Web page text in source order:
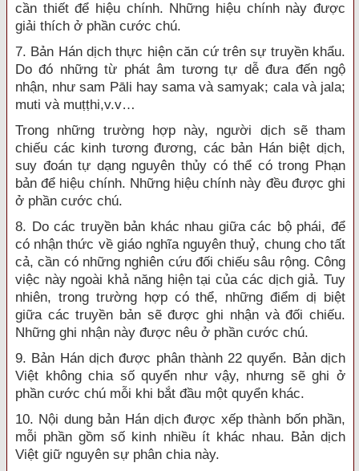
cần thiết để hiệu chính. Những hiệu chính này được
giải thích ở phần cước chú.
7. Bản Hán dịch thực hiện căn cứ trên sự truyền khẩu.
Do đó những từ phát âm tương tự dễ đưa đến ngộ
nhận, như sam Pāli hay sama và samyak; cala và jala;
muti và muṭṭhi,v.v…
Trong những trường hợp này, người dịch sẽ tham
chiếu các kinh tương đương, các bản Hán biệt dịch,
suy đoán tự dạng nguyên thủy có thể có trong Phạn
bản để hiệu chính. Những hiệu chính này đều được ghi
ở phần cước chú.
8. Do các truyền bản khác nhau giữa các bộ phái, để
có nhận thức về giáo nghĩa nguyên thuỷ, chung cho tất
cả, cần có những nghiên cứu đối chiếu sâu rộng. Công
việc này ngoài khả năng hiện tại của các dịch giả. Tuy
nhiên, trong trường hợp có thể, những điểm dị biệt
giữa các truyền bản sẽ được ghi nhận và đối chiếu.
Những ghi nhận này được nêu ở phần cước chú.
9. Bản Hán dịch được phân thành 22 quyển. Bản dịch
Việt không chia số quyển như vậy, nhưng sẽ ghi ở
phần cước chú mỗi khi bắt đầu một quyển khác.
10. Nội dung bản Hán dịch được xếp thành bốn phần,
mỗi phần gồm số kinh nhiều ít khác nhau. Bản dịch
Việt giữ nguyên sự phân chia này.